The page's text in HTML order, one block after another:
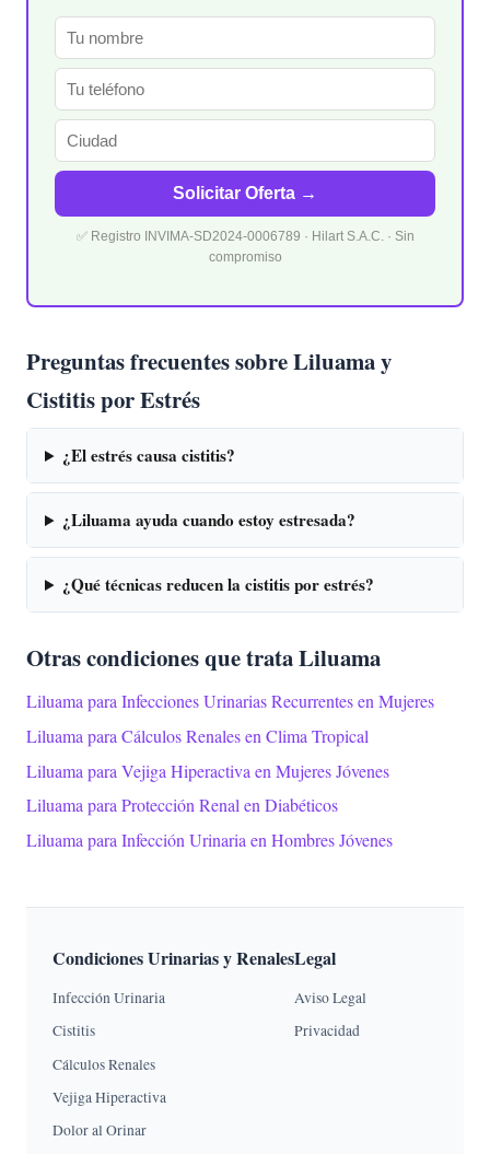
Solicitar Oferta →
✅ Registro INVIMA-SD2024-0006789 · Hilart S.A.C. · Sin
compromiso
Preguntas frecuentes sobre Liluama y
Cistitis por Estrés
¿El estrés causa cistitis?
¿Liluama ayuda cuando estoy estresada?
¿Qué técnicas reducen la cistitis por estrés?
Otras condiciones que trata Liluama
Liluama para Infecciones Urinarias Recurrentes en Mujeres
Liluama para Cálculos Renales en Clima Tropical
Liluama para Vejiga Hiperactiva en Mujeres Jóvenes
Liluama para Protección Renal en Diabéticos
Liluama para Infección Urinaria en Hombres Jóvenes
Condiciones Urinarias y Renales
Infección Urinaria
Cistitis
Cálculos Renales
Vejiga Hiperactiva
Dolor al Orinar
Legal
Aviso Legal
Privacidad